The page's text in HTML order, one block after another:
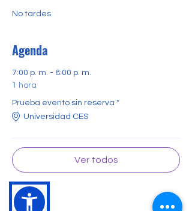
No tardes
Agenda
7:00 p. m. - 8:00 p. m.
1 hora
Prueba evento sin reserva *
Universidad CES
Ver todos